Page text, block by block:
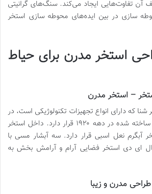
تفاوت‌هایی ایجاد می‌کند. سنگ‌های گرانیتی
سازی در بین ایده‌های محوطه سازی استخر
استخر مدرن برای حیاط
– استخر مدرن
که دارای انواع تجهیزات تکنولوژیکی است، در
باغ یک خانه تاریخی ساخته شده در دهه ۱۹۲۰ قرار دارد. داخل استخر
آبگرم نعل اسبی قرار دارد. سه آبشار مسی با
ای دی استخر فضایی آرام و آرامش بخش به
مدرن و زیبا